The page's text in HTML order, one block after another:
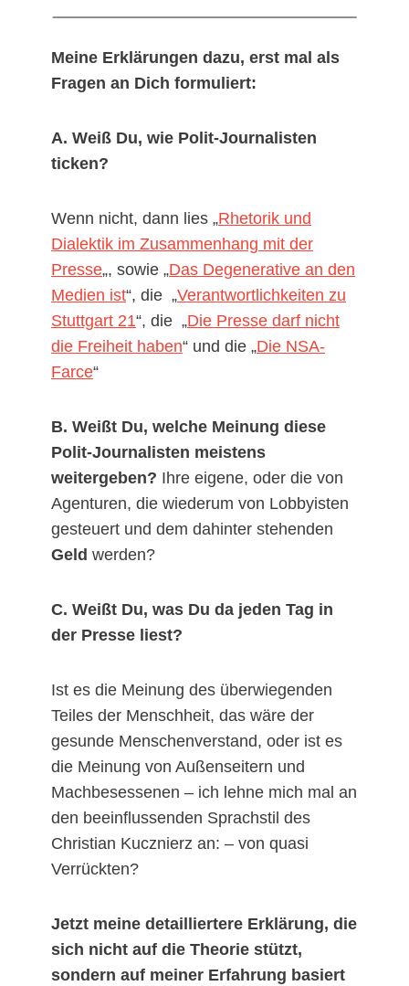
Meine Erklärungen dazu, erst mal als
Fragen an Dich formuliert:
A. Weiß Du, wie Polit-Journalisten
ticken?
Wenn nicht, dann lies „Rhetorik und
Dialektik im Zusammenhang mit der
Presse„, sowie „Das Degenerative an den
Medien ist“, die „Verantwortlichkeiten zu
Stuttgart 21“, die „Die Presse darf nicht
die Freiheit haben“ und die „Die NSA-
Farce“
B. Weißt Du, welche Meinung diese
Polit-Journalisten meistens
weitergeben? Ihre eigene, oder die von
Agenturen, die wiederum von Lobbyisten
gesteuert und dem dahinter stehenden
Geld werden?
C. Weißt Du, was Du da jeden Tag in
der Presse liest?
Ist es die Meinung des überwiegenden
Teiles der Menschheit, das wäre der
gesunde Menschenverstand, oder ist es
die Meinung von Außenseitern und
Machbesessenen – ich lehne mich mal an
den beeinflussenden Sprachstil des
Christian Kucznierz an: – von quasi
Verrückten?
Jetzt meine detailliertere Erklärung, die
sich nicht auf die Theorie stützt,
sondern auf meiner Erfahrung basiert